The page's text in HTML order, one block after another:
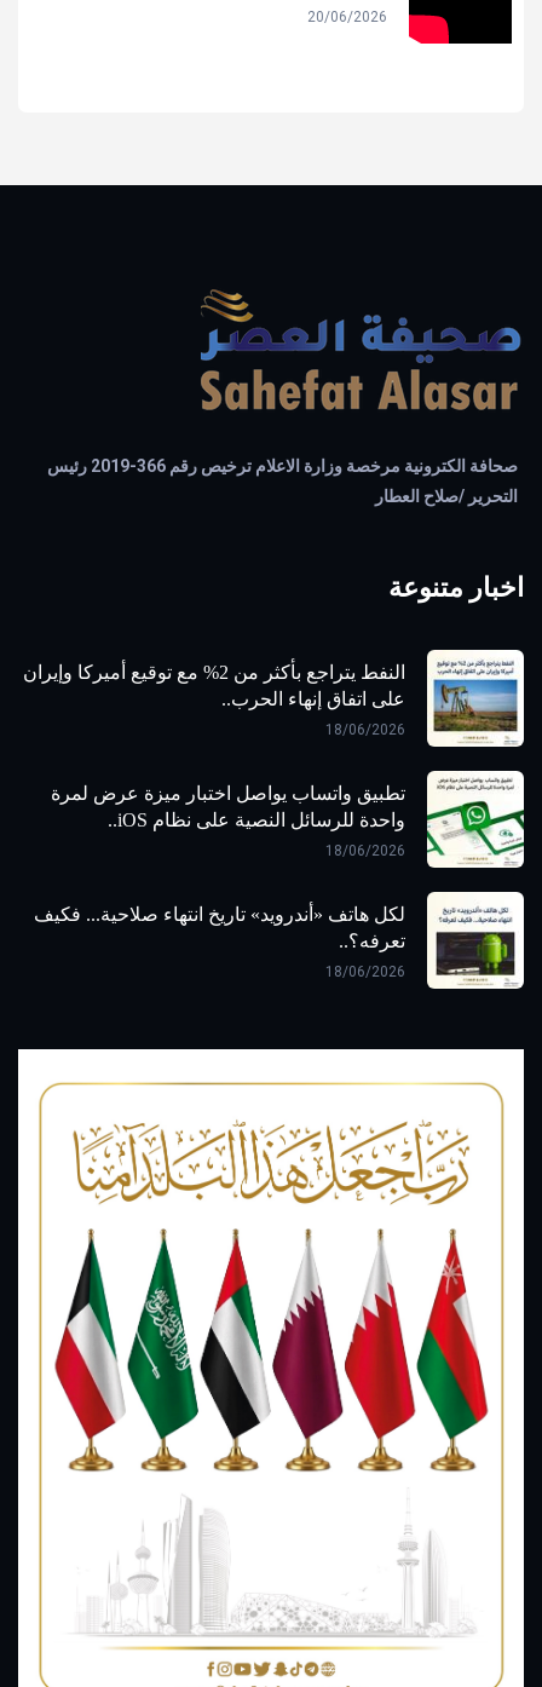
20/06/2026
صحافة الكترونية مرخصة وزارة الاعلام ترخيص رقم 366-2019 رئيس
التحرير /صلاح العطار
اخبار متنوعة
النفط يتراجع بأكثر من 2% مع توقيع أميركا وإيران
على اتفاق إنهاء الحرب..
18/06/2026
تطبيق واتساب يواصل اختبار ميزة عرض لمرة
واحدة للرسائل النصية على نظام iOS..
18/06/2026
لكل هاتف «أندرويد» تاريخ انتهاء صلاحية... فكيف
تعرفه؟..
18/06/2026